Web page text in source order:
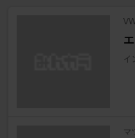
イ
マ